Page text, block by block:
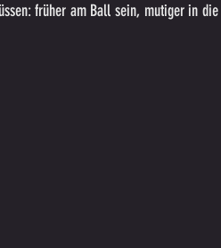
früher am Ball sein, mutiger in